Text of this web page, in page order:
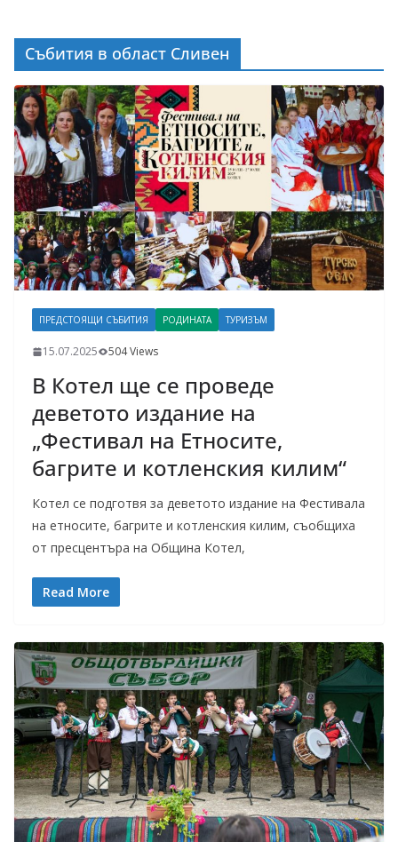
Събития в област Сливен
ПРЕДСТОЯЩИ СЪБИТИЯ РОДИНАТА ТУРИЗЪМ
15.07.2025 504 Views
В Котел ще се проведе
деветото издание на
„Фестивал на Етносите,
багрите и котленския килим“
Котел се подготвя за деветото издание на Фестивала
на етносите, багрите и котленския килим, съобщиха
от пресцентъра на Община Котел,
Read More